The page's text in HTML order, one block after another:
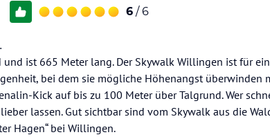
6 / 6
ist 665 Meter lang. Der Skywalk Willingen ist für
bei dem sie mögliche Höhenangst überwinden
Kick auf bis zu 100 Meter über Talgrund. Wer
lassen. Gut sichtbar sind vom Skywalk aus die
Hagen“ bei Willingen.